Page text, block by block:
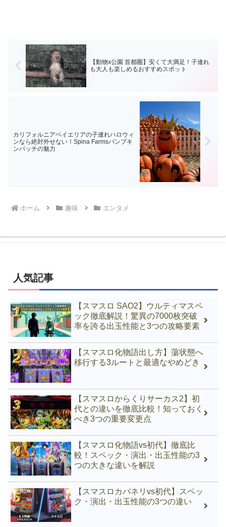
【動物x公園 首都圏】安くて大満足！子連れ
も大人も楽しめるおすすめスポット
カリフォルニアベイエリアの子連れハロウィ
ンなら絶対外せない！Spina Farmsパンプキ
ンパッチの魅力
ホーム 趣味 エンタメ
人気記事
【スマスロ SAO2】ウルティマスペ
ック徹底解説！驚異の7000枚突破
率を誇る出玉性能と3つの攻略要素
【スマスロ化物語出し方】蕩状態へ
移行する3ルートと最適なやめどき
【スマスロからくりサーカス2】初
代との違いを徹底比較！知っておく
べき3つの重要変更点
【スマスロ化物語vs初代】徹底比
較！スペック・演出・出玉性能の3
つの大きな違いを解説
【スマスロカバネリvs初代】スペッ
ク・演出・出玉性能の3つの違い